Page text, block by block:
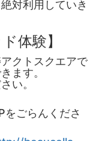
対利用していき
体験】
クトスクエアで
ます。
い。
をごらんくださ